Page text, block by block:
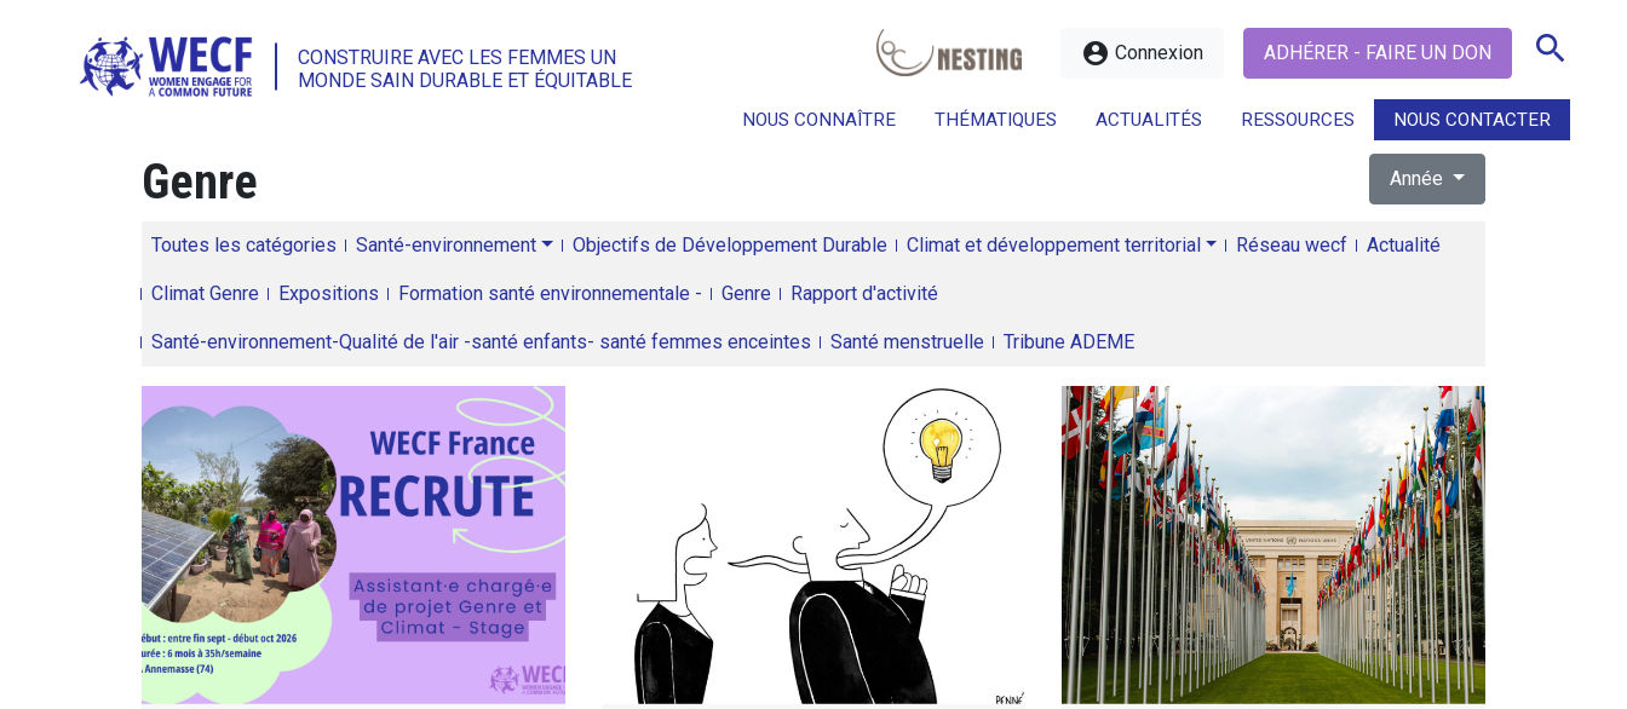
CONSTRUIRE AVEC LES FEMMES UN
MONDE SAIN DURABLE ET ÉQUITABLE
account_circle Connexion ADHÉRER - FAIRE UN DON search
NOUS CONNAÎTRE THÉMATIQUES ACTUALITÉS RESSOURCES NOUS CONTACTER
search
Genre Année
Toutes les catégories Santé-environnement Objectifs de Développement Durable Climat et développement territorial Réseau wecf Actualité
Climat Genre Expositions Formation santé environnementale - Genre Rapport d'activité
Santé-environnement-Qualité de l'air -santé enfants- santé femmes enceintes Santé menstruelle Tribune ADEME